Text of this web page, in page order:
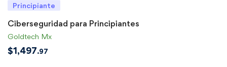
Principiante
Ciberseguridad para Principiantes
Goldtech Mx
$1,497.97